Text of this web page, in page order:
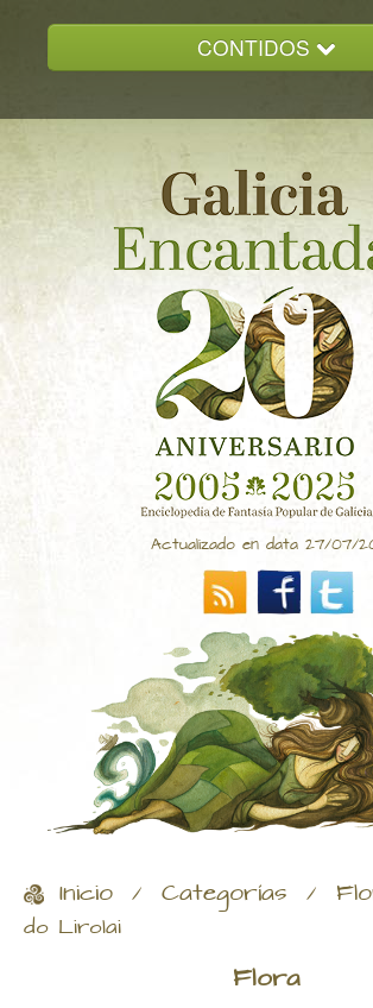
CONTIDOS
GALICIA ENCANTADA
DOCUMENTACION
NOVAS
CONTACTO
Actualizado en data 27/07/
Inicio / Categorías /
do Lirolai
Flora